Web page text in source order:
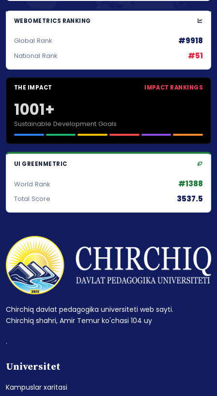
WEBOMETRICS RANKING
Global Rank #9918
National Rank #51
THE IMPACT IMPACT RANKINGS
1001+
Sustainable Development Goals
UI GREENMETRIC
World Rank #1388
Total Score 3537.5
Chirchiq davlat pedagogika universiteti web sayti.
Chirchiq shahri, Amir Temur ko'chasi 104 uy
.
Universitet
Kampuslar xaritasi